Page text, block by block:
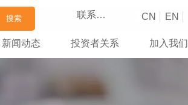
搜索 联系我们 CN EN
新闻动态 投资者关系 加入我们